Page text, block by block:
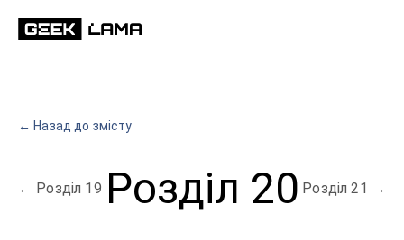
← Назад до змісту
← Розділ 19 Розділ 20 Розділ 21 →